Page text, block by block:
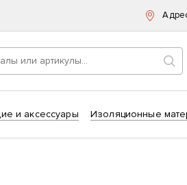
и аксессуары Изоляционные